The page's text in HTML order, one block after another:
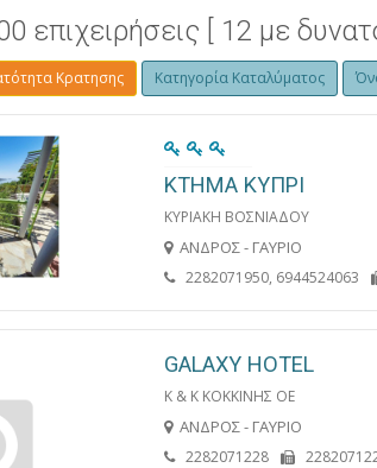
επιχειρήσεις [ 12 με
Κρατησης Κατηγορία Καταλύματος
ΚΤΗΜΑ ΚΥΠΡΙ
ΚΥΡΙΑΚΗ ΒΟΣΝΙΑΔΟΥ
ΑΝΔΡΟΣ - ΓΑΥΡΙΟ
2282071950, 6944524063
GALAXY HOTEL
Κ & Κ ΚΟΚΚΙΝΗΣ ΟΕ
ΑΝΔΡΟΣ - ΓΑΥΡΙΟ
2282071228